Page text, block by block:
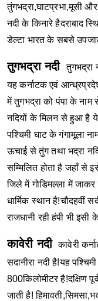
तुंगभद्रा,घाटप्रभा,मूसी
नदी के किनारे हैदराबाद
डेल्टा भारत के सबसे
तुगभद्रा नदी तुगभद्रा
यह कर्नाटक एवं
में तुगभद्रा को पंपा के नाम
नदियों के मिलन से हुआ है ये
पश्चिमी घाट के गंगामूला
ऊचाई से तुंग तथा भद्रा
सम्मिलित होता है जहाँ से
जिले में गोडिमल्ला में
धार्मिक स्थान है!चौदहवीं
राजधानी रही हंपी भी इसी
कावेरी नदी कावेरी
सदानीरा नदी है!यह
800किलोमीटर है!दक्षिण
जाती है!